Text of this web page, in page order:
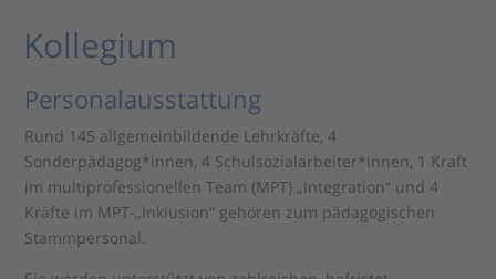
Kollegium
Personalausstattung
Rund 145 allgemeinbildende Lehrkräfte, 4
Sonderpädagog*innen, 4 Schulsozialarbeiter*innen, 1 Kraft
im multiprofessionellen Team (MPT) „Integration“ und 4
Kräfte im MPT-„Inklusion“ gehören zum pädagogischen
Stammpersonal.